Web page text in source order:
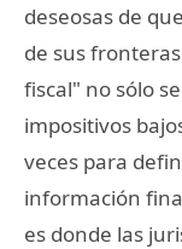
deseosas de
de sus
fiscal" no sólo
impositivos
veces para
información
es donde las